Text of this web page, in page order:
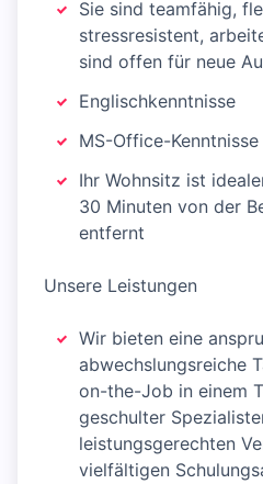
Sie sind teamfähig,
stressresistent,
sind offen für neue
Englischkenntnisse
MS-Office-
Ihr Wohnsitz ist
30 Minuten von der
entfernt
Unsere Leistungen
Wir bieten eine
abwechslungsreiche
on-the-Job in einem
geschulter
leistungsgerechten
vielfältigen